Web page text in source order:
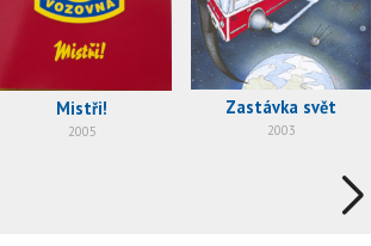
Mistři!
2005
Zastávka svět
2003